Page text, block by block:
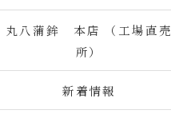
丸八蒲鉾 本店 （工場直売
所）
新着情報